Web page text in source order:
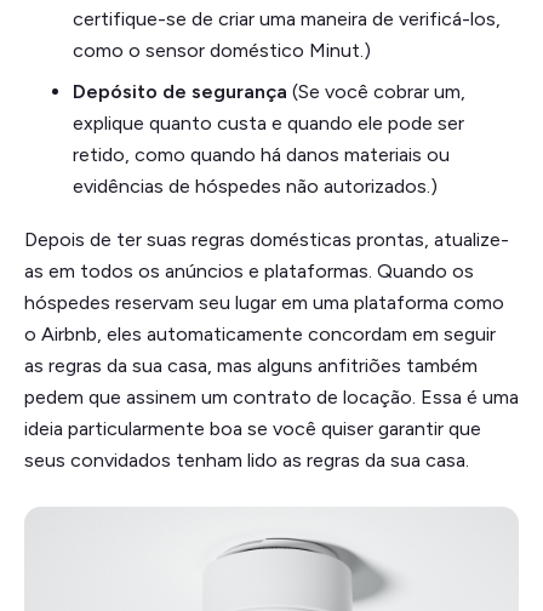
certifique-se de criar uma maneira de verificá-los,
como o sensor doméstico Minut.)
Depósito de segurança (Se você cobrar um,
explique quanto custa e quando ele pode ser
retido, como quando há danos materiais ou
evidências de hóspedes não autorizados.)
Depois de ter suas regras domésticas prontas, atualize-
as em todos os anúncios e plataformas. Quando os
hóspedes reservam seu lugar em uma plataforma como
o Airbnb, eles automaticamente concordam em seguir
as regras da sua casa, mas alguns anfitriões também
pedem que assinem um contrato de locação. Essa é uma
ideia particularmente boa se você quiser garantir que
seus convidados tenham lido as regras da sua casa.